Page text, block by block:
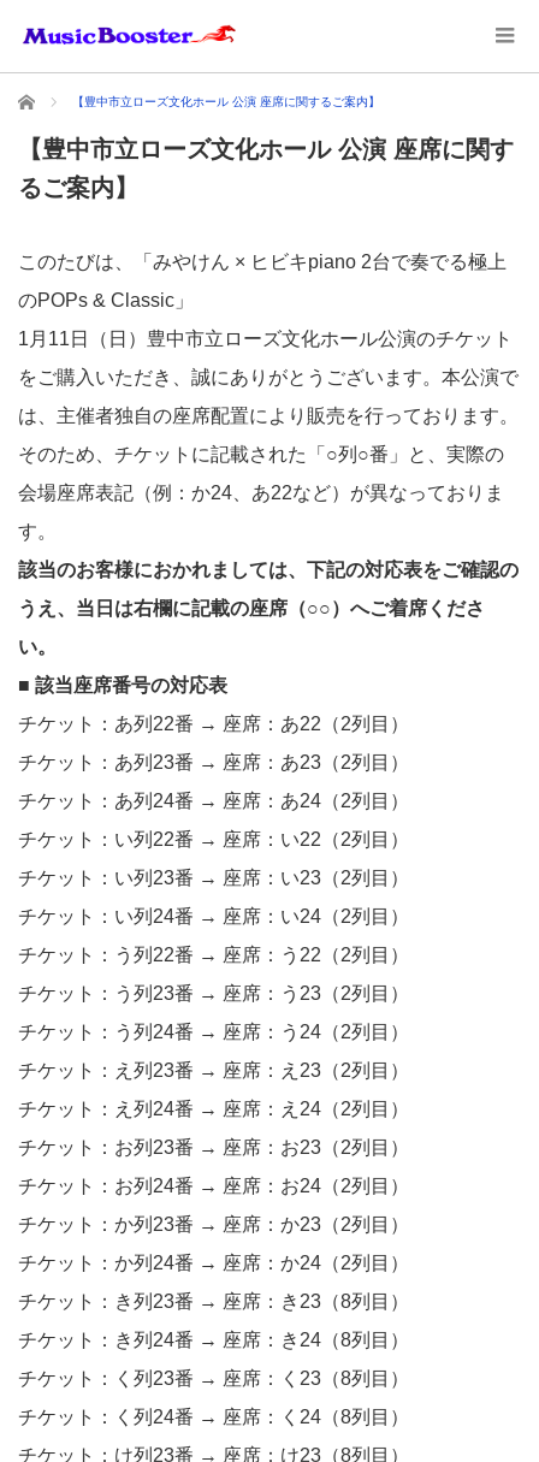
ホーム 【豊中市立ローズ文化ホール 公演 座席に関するご案内】
【豊中市立ローズ文化ホール 公演 座席に関す
るご案内】
このたびは、「みやけん × ヒビキpiano 2台で奏でる極上
のPOPs & Classic」
1月11日（日）豊中市立ローズ文化ホール公演のチケット
をご購入いただき、誠にありがとうございます。本公演で
は、主催者独自の座席配置により販売を行っております。
そのため、チケットに記載された「○列○番」と、実際の
会場座席表記（例：か24、あ22など）が異なっておりま
す。
該当のお客様におかれましては、下記の対応表をご確認の
うえ、 当日は右欄に記載の座席（○○）へご着席くださ
い。
■ 該当座席番号の対応表
チケット：あ列22番 → 座席：あ22（2列目）
チケット：あ列23番 → 座席：あ23（2列目）
チケット：あ列24番 → 座席：あ24（2列目）
チケット：い列22番 → 座席：い22（2列目）
チケット：い列23番 → 座席：い23（2列目）
チケット：い列24番 → 座席：い24（2列目）
チケット：う列22番 → 座席：う22（2列目）
チケット：う列23番 → 座席：う23（2列目）
チケット：う列24番 → 座席：う24（2列目）
チケット：え列23番 → 座席：え23（2列目）
チケット：え列24番 → 座席：え24（2列目）
チケット：お列23番 → 座席：お23（2列目）
チケット：お列24番 → 座席：お24（2列目）
チケット：か列23番 → 座席：か23（2列目）
チケット：か列24番 → 座席：か24（2列目）
チケット：き列23番 → 座席：き23（8列目）
チケット：き列24番 → 座席：き24（8列目）
チケット：く列23番 → 座席：く23（8列目）
チケット：く列24番 → 座席：く24（8列目）
チケット：け列23番 → 座席：け23（8列目）